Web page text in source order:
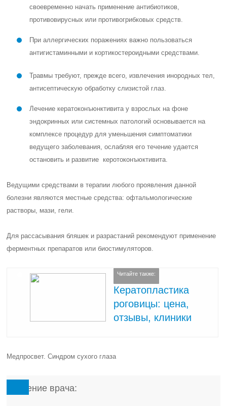
своевременно начать применение антибиотиков,
противовирусных или противогрибковых средств.
При аллергических поражениях важно пользоваться
антигистаминными и кортикостероидными средствами.
Травмы требуют, прежде всего, извлечения инородных тел,
антисептическую обработку слизистой глаз.
Лечение кератоконъюнктивита у взрослых на фоне
эндокринных или системных патологий основывается на
комплексе процедур для уменьшения симптоматики
ведущего заболевания, ослабляя его течение удается
остановить и развитие керотоконъюктивита.
Ведущими средствами в терапии любого проявления данной
болезни являются местные средства: офтальмологические
растворы, мази, гели.
Для рассасывания бляшек и разрастаний рекомендуют применение
ферментных препаратов или биостимуляторов.
Читайте также:
Кератопластика
роговицы: цена,
отзывы, клиники
Медпросвет. Синдром сухого глаза
Мнение врача: